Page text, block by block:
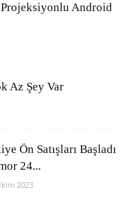
Android
Az Şey Var
Ön Satışları Başladı
24...
2023